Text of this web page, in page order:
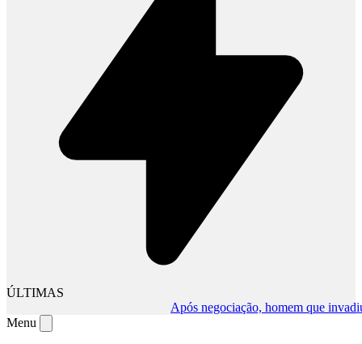
ÚLTIMAS
Após negociação, homem que invadiu
Menu